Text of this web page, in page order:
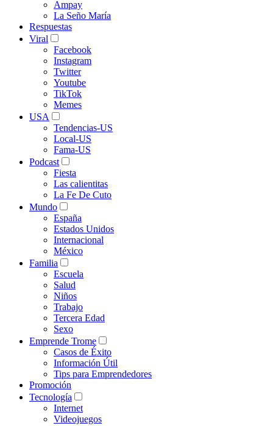
Ampay
La Seño María
Respuestas
Viral
Facebook
Instagram
Twitter
Youtube
TikTok
Memes
USA
Tendencias-US
Local-US
Fama-US
Podcast
Fiesta
Las calientitas
La Fe De Cuto
Mundo
España
Estados Unidos
Internacional
México
Familia
Escuela
Salud
Niños
Trabajo
Tercera Edad
Sexo
Emprende Trome
Casos de Éxito
Información Útil
Tips para Emprendedores
Promoción
Tecnología
Internet
Videojuegos